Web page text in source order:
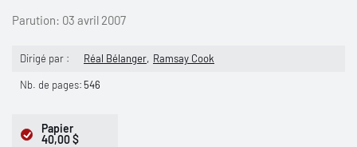
Parution: 03 avril 2007
Dirigé par : Réal Bélanger Ramsay Cook
Nb. de pages:546
Papier
40,00 $